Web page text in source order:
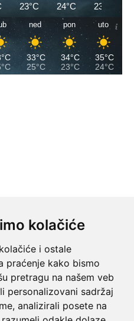
kolačiće
i ostale
praćenje kako bismo
pretragu na našem veb
personalizovani sadržaj
analizirali posete na
23°C 24°C 23°C
ned
33°C
25°C
pon
34°C
23°C
uto
35°C
24°C